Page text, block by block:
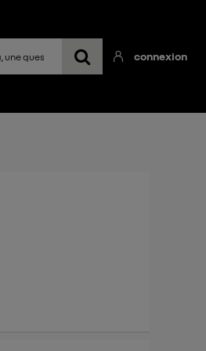
connexion